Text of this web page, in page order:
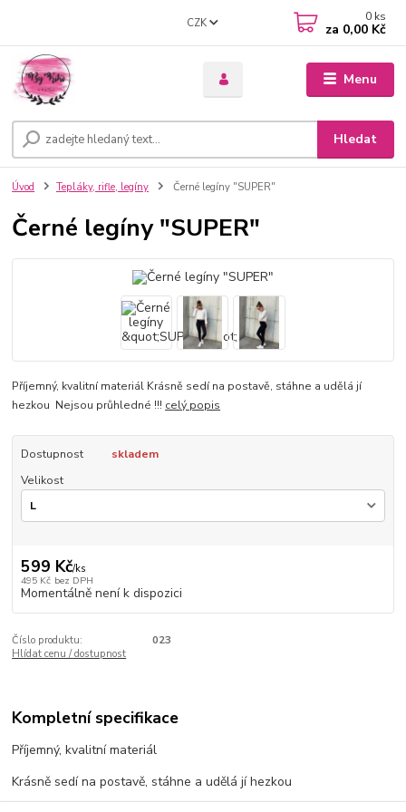
Menu
CZK
Hledat
0 ks
za 0,00 Kč
Úvod Tepláky, rifle, legíny Černé legíny "SUPER"
Černé legíny "SUPER"
Příjemný, kvalitní materiál Krásně sedí na postavě, stáhne a udělá jí
hezkou Nejsou průhledné !!! celý popis
Dostupnost
skladem
Velikost
599 Kč/ks
495 Kč bez DPH
Momentálně není k dispozici
Číslo produktu:
023
Hlídat cenu / dostupnost
Kompletní specifikace
Příjemný, kvalitní materiál
Krásně sedí na postavě, stáhne a udělá jí hezkou